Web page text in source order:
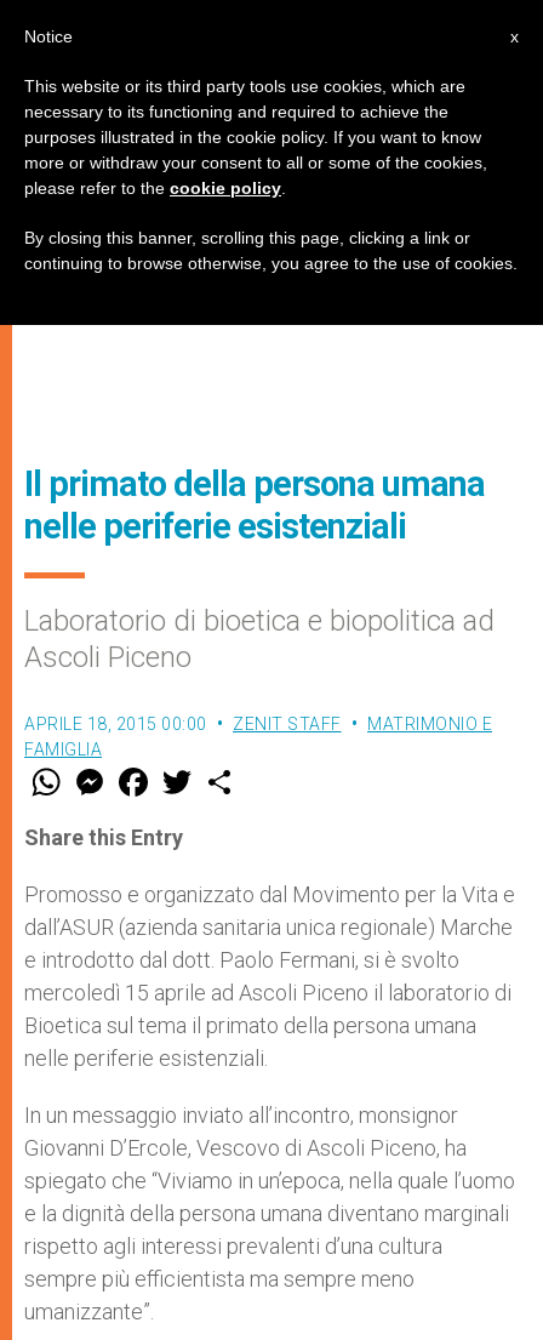
Il primato della persona umana
nelle periferie esistenziali
Laboratorio di bioetica e biopolitica ad
Ascoli Piceno
APRILE 18, 2015 00:00 ZENIT STAFF
MATRIMONIO E
FAMIGLIA
W
t
s
p
p
M
e
s
e
g
e
r
F
a
e
b
o
k
w
r
Share this Entry
Promosso e organizzato dal Movimento per la Vita e
dall’ASUR (azienda sanitaria unica regionale) Marche
e introdotto dal dott. Paolo Fermani, si è svolto
mercoledì 15 aprile ad Ascoli Piceno il laboratorio di
Bioetica sul tema il primato della persona umana
nelle periferie esistenziali.
In un messaggio inviato all’incontro, monsignor
Giovanni D’Ercole, Vescovo di Ascoli Piceno, ha
spiegato che “Viviamo in un’epoca, nella quale l’uomo
e la dignità della persona umana diventano marginali
rispetto agli interessi prevalenti d’una cultura
sempre più efficientista ma sempre meno
umanizzante”.
x
Notice
This website or its third party tools use cookies, which are
necessary to its functioning and required to achieve the
purposes illustrated in the cookie policy. If you want to know
more or withdraw your consent to all or some of the cookies,
please refer to the cookie policy
By closing this banner, scrolling this page, clicking a link or
continuing to browse otherwise, you agree to the use of cookies.